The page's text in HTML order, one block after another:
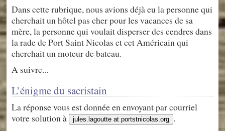
Dans cette rubrique, nous avions déjà eu la personne qui
cherchait un hôtel pas cher pour les vacances de sa
mère, la personne qui voulait disperser des cendres dans
la rade de Port Saint Nicolas et cet Américain qui
cherchait un moteur de bateau.
A suivre...
L’énigme du sacristain
La réponse vous est donnée en envoyant par courriel
votre solution à jules.lagoutte at portstnicolas.org .